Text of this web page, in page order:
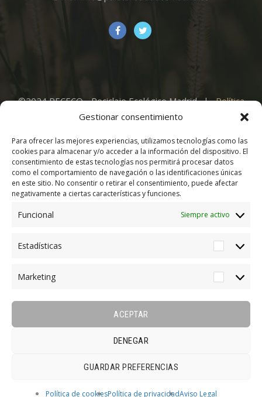
Gestionar consentimiento
Para ofrecer las mejores experiencias, utilizamos tecnologías como las
cookies para almacenar y/o acceder a la información del dispositivo. El
consentimiento de estas tecnologías nos permitirá procesar datos
como el comportamiento de navegación o las identificaciones únicas
en este sitio. No consentir o retirar el consentimiento, puede afectar
negativamente a ciertas características y funciones.
Funcional Siempre activo
Estadísticas
Marketing
ACEPTAR
DENEGAR
GUARDAR PREFERENCIAS
Política de cookiesPolítica de privacidadAviso Legal
©2024 RECECO - Reciclaje Ecológico Madrid. |Política
|Aviso Legal|Política de Cookies |
Cafe Delivery
Farm Tours
Market